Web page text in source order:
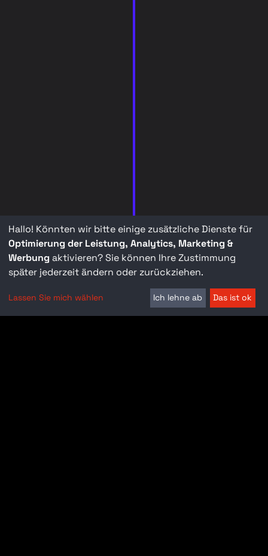
Hallo! Könnten wir bitte einige zusätzliche Dienste für
Optimierung der Leistung, Analytics, Marketing &
Werbung aktivieren? Sie können Ihre Zustimmung
später jederzeit ändern oder zurückziehen.
Lassen Sie mich wählen Ich lehne ab Das ist ok